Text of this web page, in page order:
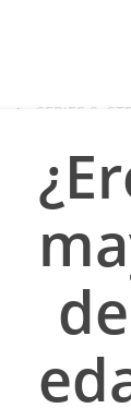
SERIES 2:
de